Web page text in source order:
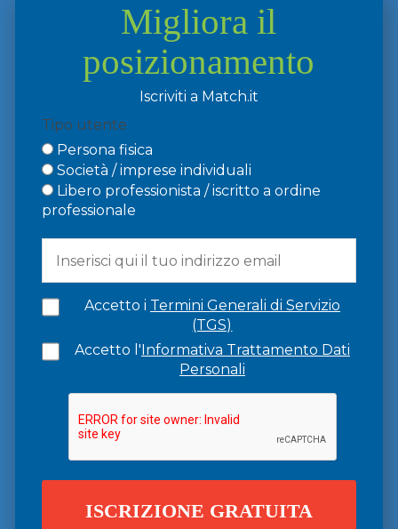
Migliora il
posizionamento
Iscriviti a Match.it
Tipo utente
Persona fisica
Società / imprese individuali
Libero professionista / iscritto a ordine
professionale
Accetto i Termini Generali di Servizio
(TGS)
Accetto l'Informativa Trattamento Dati
Personali